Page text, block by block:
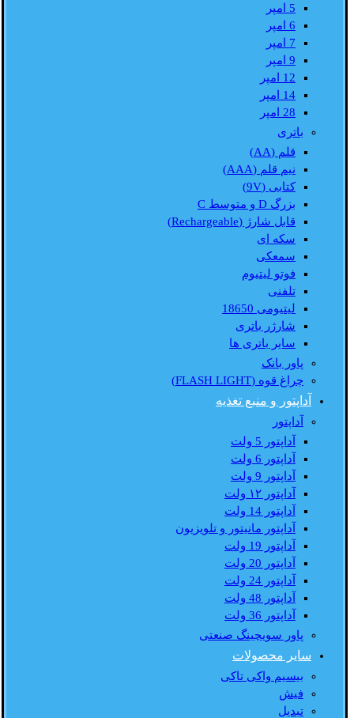
5 امپر
6 امپر
7 امپر
9 امپر
12 امپر
14 امپر
28 امپر
باتری
قلم (AA)
نیم قلم (AAA)
کتابی (9V)
بزرگ D و متوسط C
قابل شارژ (Rechargeable)
سکه ای
سمعکی
فوتو لیتیوم
تلفنی
لیتیومی 18650
شارژر باتری
سایر باتری ها
پاور بانک
چراغ قوه (FLASH LIGHT)
آداپتور و منبع تغذیه
آداپتور
آداپتور 5 ولت
آداپتور 6 ولت
آداپتور 9 ولت
آداپتور ۱۲ ولت
آداپتور 14 ولت
آداپتور مانیتور و تلویزیون
آداپتور 19 ولت
آداپتور 20 ولت
آداپتور 24 ولت
آداپتور 48 ولت
آداپتور 36 ولت
پاور سویچینگ صنعتی
سایر محصولات
بیسیم واکی تاکی
فیش
تبدیل